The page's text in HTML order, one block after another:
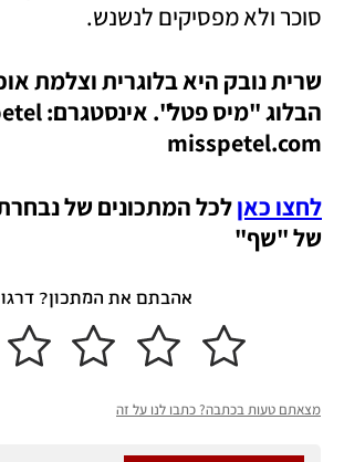
סוכר ולא מפסיקים לנשנש.
misspetel.com
לחצו כאן
של "שף"
אהבתם את המתכון? דרגו
מצאתם טעות בכתבה? כתבו לנו על זה